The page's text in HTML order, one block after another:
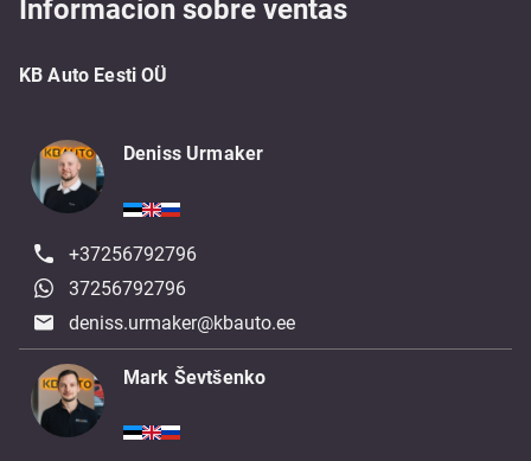
Informacion sobre ventas
KB Auto Eesti OÜ
Deniss Urmaker
+37256792796
37256792796
deniss.urmaker@kbauto.ee
Mark Ševtšenko